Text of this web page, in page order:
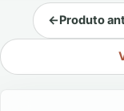
←Produto